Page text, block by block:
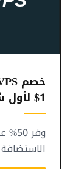
1$ لأول شهر
وفر